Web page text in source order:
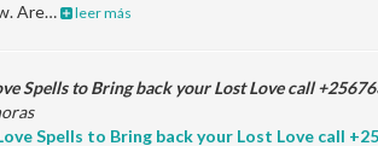
Are…
leer más
Spells to Bring back your Lost Love call
Spells to Bring back your Lost Love call